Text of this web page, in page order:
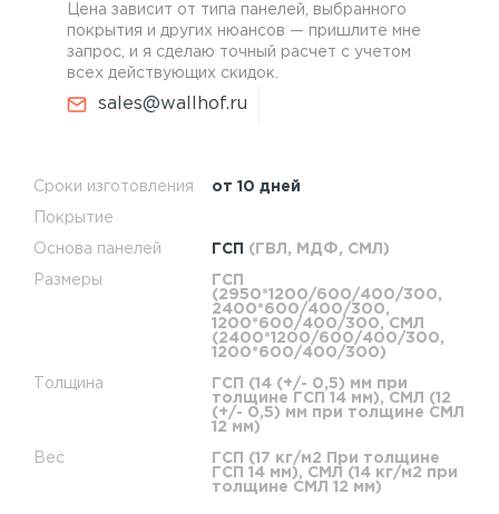
Сроки изготовления от 10 дней
Покрытие
Основа панелей ГСП (ГВЛ, МДФ, СМЛ)
Размеры
ГСП
(2950*1200/600/400/300,
2400*600/400/300,
1200*600/400/300, СМЛ
(2400*1200/600/400/300,
1200*600/400/300)
Толщина
ГСП (14 (+/- 0,5) мм при
толщине ГСП 14 мм), СМЛ (12
(+/- 0,5) мм при толщине СМЛ
12 мм)
Вес
ГСП (17 кг/м2 При толщине
ГСП 14 мм), СМЛ (14 кг/м2 при
толщине СМЛ 12 мм)
Цена зависит от типа панелей, выбранного
покрытия и других нюансов — пришлите мне
запрос, и я сделаю точный расчет с учетом
всех действующих скидок.
sales@wallhof.ru